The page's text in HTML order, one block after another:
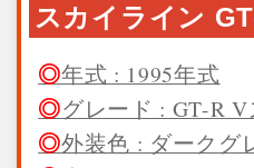
スカイライン
年式 : 1995年式
グレード : GT-R
外装色 : ダークグ